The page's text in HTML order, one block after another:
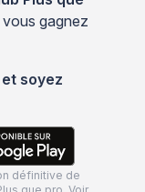
gagnez
soyez
définitive de